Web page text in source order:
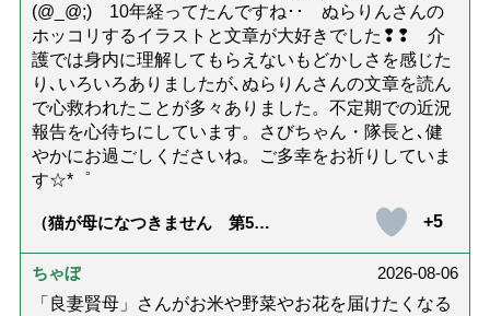
(@_@;) 10年経ってたんですね･･ ぬらりんさんの
ホッコリするイラストと文章が大好きでした❢❢ 介
護では身内に理解してもらえないもどかしさを感じた
り､いろいろありましたが､ぬらりんさんの文章を読ん
で心救われたことが多々ありました。不定期での近況
報告を心待ちにしています。さびちゃん・隊長と､健
やかにお過ごしくださいね。ご多幸をお祈りしていま
す☆*゜
（猫が母になつきません 第500
+5
ちゃぼ
2026-08-06
「良妻賢母」さんがお米や野菜やお花を届けたくなる